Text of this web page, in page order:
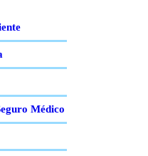
Médico